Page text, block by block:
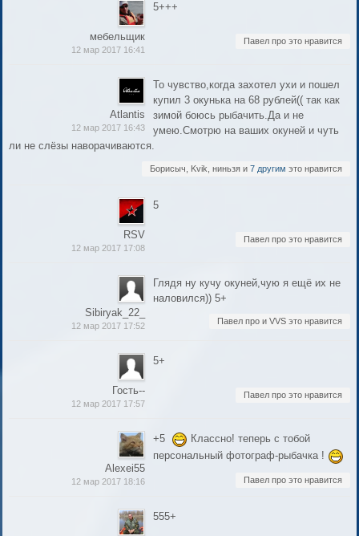
мебельщик
12 мар 2017 16:41
5+++
Павел про это нравится
Atlantis
12 мар 2017 16:43
То чувство,когда захотел ухи и пошел
купил 3 окунька на 68 рублей(( так как
зимой боюсь рыбачить.Да и не
умею.Смотрю на ваших окуней и чуть
ли не слёзы наворачиваются.
Борисыч, Kvik, ниньзя и 7 другим это нравится
RSV
12 мар 2017 17:08
5
Павел про это нравится
Sibiryak_22_
12 мар 2017 17:52
Глядя ну кучу окуней,чую я ещё их не
наловился)) 5+
Павел про и VVS это нравится
Гость--
12 мар 2017 17:57
5+
Павел про это нравится
Alexei55
12 мар 2017 18:16
+5
Классно! теперь с тобой
персональный фотограф-рыбачка !
Павел про это нравится
555+